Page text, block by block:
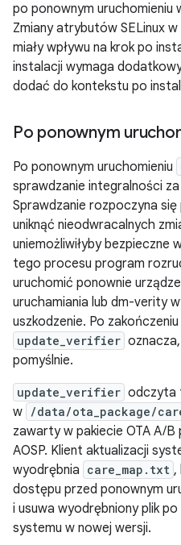
po ponownym uruchomieniu
Zmiany atrybutów SELinux
miały wpływu na krok po
instalacji wymaga
dodać do kontekstu po
Po ponownym
Po ponownym uruchomieniu
sprawdzanie integralności
Sprawdzanie rozpoczyna
uniknąć nieodwracalnych
uniemożliwiłyby bezpieczne
tego procesu program
uruchomić ponownie
uruchamiania lub dm-verity
uszkodzenie. Po
update_verifier
pomyślnie.
update_verifier odczyta
w /data/ota_package/
zawarty w pakiecie OTA A/
AOSP. Klient aktualizacji
wyodrębnia care_map.txt ,
dostępu przed ponownym
i usuwa wyodrębniony plik
systemu w nowej wersji.